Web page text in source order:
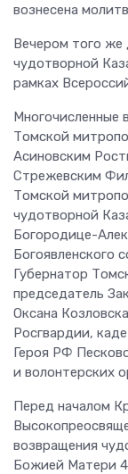
вознесена
Вечером того же
чудотворной
рамках
Многочисленные
Томской
Асиновским
Стрежевским
Томской
чудотворной
Богородице-
Богоявленского
Губернатор
председатель
Оксана
Росгвардии,
Героя РФ
и волонтерских
Перед началом
возвращения
Божией Матери